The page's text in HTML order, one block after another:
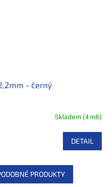
- černý
Skladem (4 mb)
DETAIL
PRODUKTY